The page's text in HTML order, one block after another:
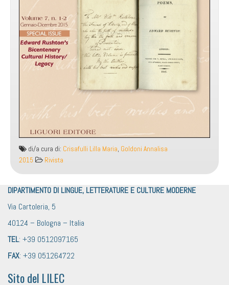
di/a cura di: Crisafulli Lilla Maria, Goldoni Annalisa
2015
Rivista
DIPARTIMENTO DI LINGUE, LETTERATURE E CULTURE MODERNE
Via Cartoleria, 5
40124 – Bologna – Italia
TEL: +39 0512097165
FAX: +39 051264722
Sito del LILEC